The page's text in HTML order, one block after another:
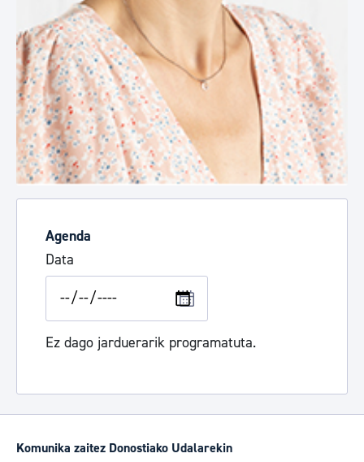
Agenda
Data
Ez dago jarduerarik programatuta.
Komunika zaitez Donostiako Udalarekin